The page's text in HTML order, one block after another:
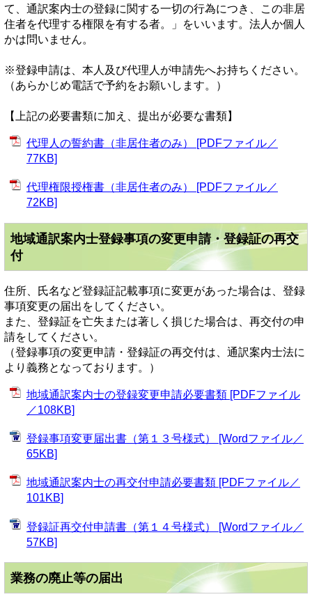
て、通訳案内士の登録に関する一切の行為につき、この非居
住者を代理する権限を有する者。」をいいます。法人か個人
かは問いません。
※登録申請は、本人及び代理人が申請先へお持ちください。
（あらかじめ電話で予約をお願いします。）
【上記の必要書類に加え、提出が必要な書類】
代理人の誓約書（非居住者のみ） [PDFファイル／
77KB]
代理権限授権書（非居住者のみ） [PDFファイル／
72KB]
地域通訳案内士登録事項の変更申請・登録証の再交
付
住所、氏名など登録証記載事項に変更があった場合は、登録
事項変更の届出をしてください。
また、登録証を亡失または著しく損じた場合は、再交付の申
請をしてください。
（登録事項の変更申請・登録証の再交付は、通訳案内士法に
より義務となっております。）
地域通訳案内士の登録変更申請必要書類 [PDFファイル
／108KB]
登録事項変更届出書（第１３号様式） [Wordファイル／
65KB]
地域通訳案内士の再交付申請必要書類 [PDFファイル／
101KB]
登録証再交付申請書（第１４号様式） [Wordファイル／
57KB]
業務の廃止等の届出